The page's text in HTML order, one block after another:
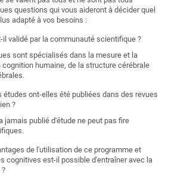
questions qui vous aideront à décider quel
adapté à vos besoins :
il validé par la communauté scientifique ?
sont spécialisés dans la mesure et la
humaine, de la structure cérébrale
études ont-elles été publiées dans des revues
?
jamais publié d'étude ne peut pas fire
de l'utilisation de ce programme et
cognitives est-il possible d'entraîner avec la